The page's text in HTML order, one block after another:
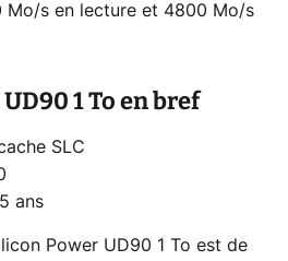
Mo/s en lecture et 4800 Mo/s
1 To en bref
SLC
ans
Power UD90 1 To est de